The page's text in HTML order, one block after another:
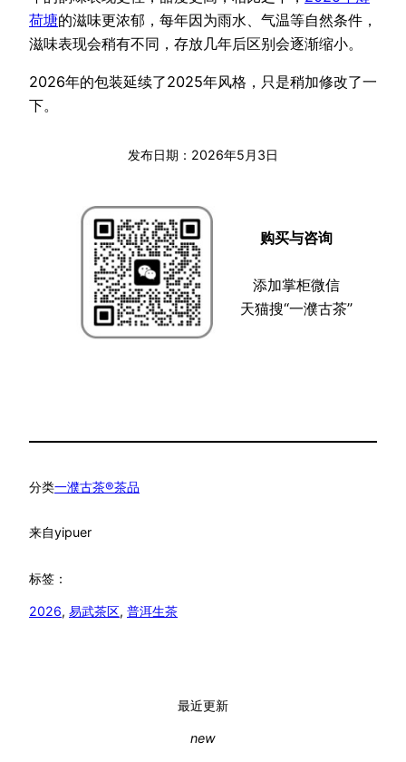
荷塘的滋味更浓郁，每年因为雨水、气温等自然条件，
滋味表现会稍有不同，存放几年后区别会逐渐缩小。
2026年的包装延续了2025年风格，只是稍加修改了一
下。
发布日期： 2026年5月3日
购买与咨询
添加掌柜微信
天猫搜“一濮古茶”
分类一濮古茶®茶品
来自yipuer
标签：
2026, 易武茶区, 普洱生茶
最近更新
new